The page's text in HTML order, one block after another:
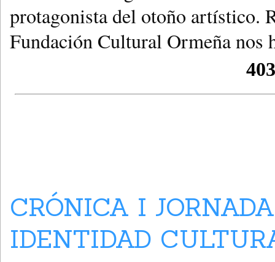
protagonista del otoño artístico.
Fundación Cultural Ormeña nos
CRÓNICA I
IDENTIDAD